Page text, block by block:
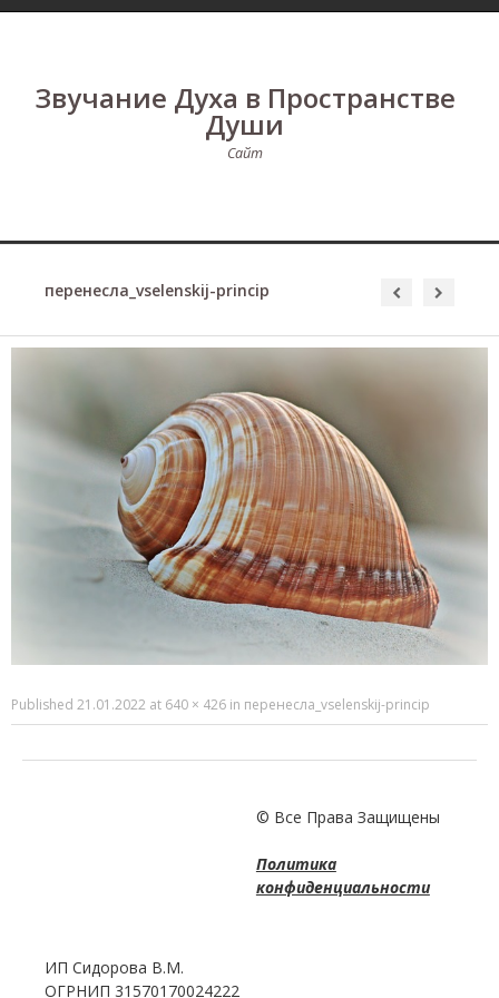
Звучание Духа в Пространстве
Души
Сайт
перенесла_vselenskij-princip
Published 21.01.2022 at 640 × 426 in перенесла_vselenskij-princip
© Все Права Защищены
Политика
конфиденциальности
ИП Сидорова В.М.
ОГРНИП 31570170024222